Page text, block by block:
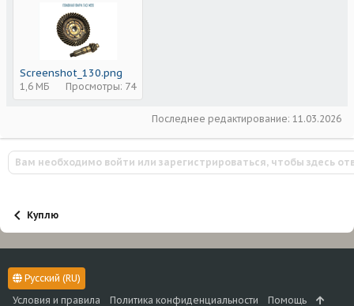
Screenshot_130.png
1,6 МБ Просмотры: 74
Последнее редактирование: 11.03.2026
Вам необходимо войти или зарегистрироваться, чтобы здесь
Куплю
Русский (RU)
Условия и правила
Политика конфиденциальности Помощь